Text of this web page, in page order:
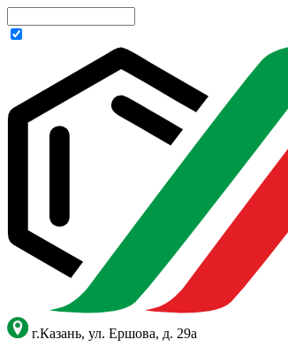
г.Казань, ул. Ершова, д. 29а